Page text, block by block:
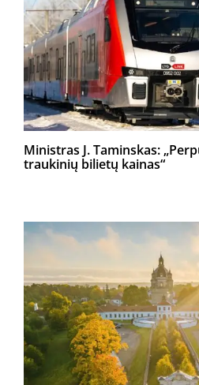
Ministras J. Taminskas:
traukinių bilietų kainas“